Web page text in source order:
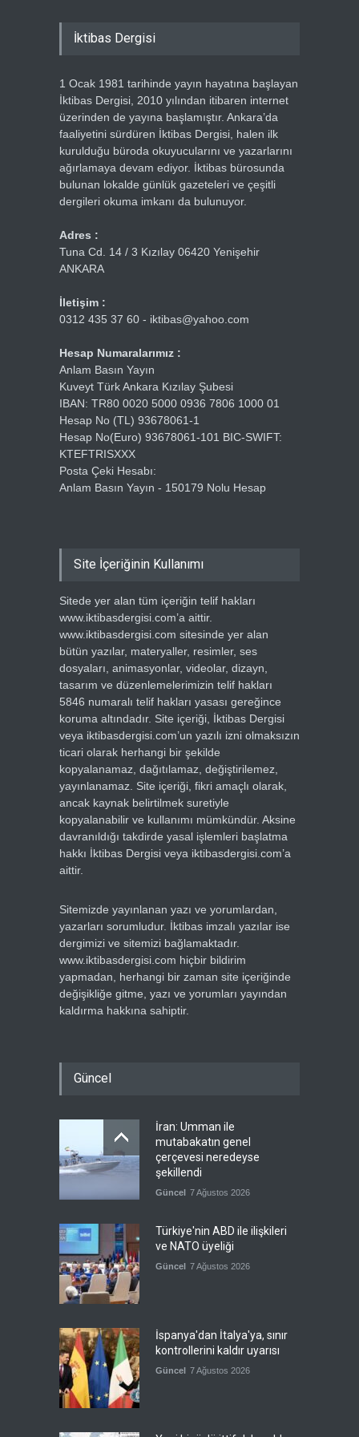
İktibas Dergisi
1 Ocak 1981 tarihinde yayın hayatına başlayan
İktibas Dergisi, 2010 yılından itibaren internet
üzerinden de yayına başlamıştır. Ankara’da
faaliyetini sürdüren İktibas Dergisi, halen ilk
kurulduğu büroda okuyucularını ve yazarlarını
ağırlamaya devam ediyor. İktibas bürosunda
bulunan lokalde günlük gazeteleri ve çeşitli
dergileri okuma imkanı da bulunuyor.
Adres :
Tuna Cd. 14 / 3 Kızılay 06420 Yenişehir
ANKARA
İletişim :
0312 435 37 60 - iktibas@yahoo.com
Hesap Numaralarımız :
Anlam Basın Yayın
Kuveyt Türk Ankara Kızılay Şubesi
IBAN: TR80 0020 5000 0936 7806 1000 01
Hesap No (TL) 93678061-1
Hesap No(Euro) 93678061-101 BIC-SWIFT:
KTEFTRISXXX
Posta Çeki Hesabı:
Anlam Basın Yayın - 150179 Nolu Hesap
Site İçeriğinin Kullanımı
Sitede yer alan tüm içeriğin telif hakları
www.iktibasdergisi.com’a aittir.
www.iktibasdergisi.com sitesinde yer alan
bütün yazılar, materyaller, resimler, ses
dosyaları, animasyonlar, videolar, dizayn,
tasarım ve düzenlemelerimizin telif hakları
5846 numaralı telif hakları yasası gereğince
koruma altındadır. Site içeriği, İktibas Dergisi
veya iktibasdergisi.com’un yazılı izni olmaksızın
ticari olarak herhangi bir şekilde
kopyalanamaz, dağıtılamaz, değiştirilemez,
yayınlanamaz. Site içeriği, fikri amaçlı olarak,
ancak kaynak belirtilmek suretiyle
kopyalanabilir ve kullanımı mümkündür. Aksine
davranıldığı takdirde yasal işlemleri başlatma
hakkı İktibas Dergisi veya iktibasdergisi.com’a
aittir.
Sitemizde yayınlanan yazı ve yorumlardan,
yazarları sorumludur. İktibas imzalı yazılar ise
dergimizi ve sitemizi bağlamaktadır.
www.iktibasdergisi.com hiçbir bildirim
yapmadan, herhangi bir zaman site içeriğinde
değişikliğe gitme, yazı ve yorumları yayından
kaldırma hakkına sahiptir.
Güncel
İran: Umman ile
mutabakatın genel
çerçevesi neredeyse
şekillendi
Güncel 7 Ağustos 2026
Türkiye'nin ABD ile ilişkileri
ve NATO üyeliği
Güncel 7 Ağustos 2026
İspanya'dan İtalya'ya, sınır
kontrollerini kaldır uyarısı
Güncel 7 Ağustos 2026